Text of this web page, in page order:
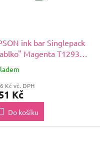
ink bar Singlepack
Magenta T1293
Ultra Ink (7 ml)
Kč vč. DPH
Kč
Do košíku